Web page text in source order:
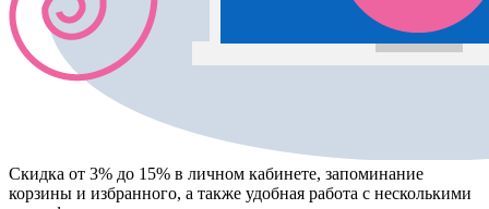
Скидка от 3% до 15% в личном кабинете, запоминание
корзины и избранного, а также удобная работа с несколькими